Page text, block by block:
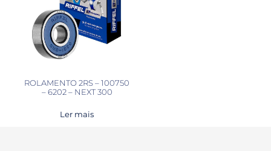
ROLAMENTO 2RS – 100750
– 6202 – NEXT 300
Ler mais